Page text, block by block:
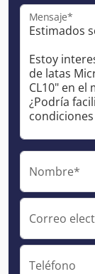
Mensaje*
Nombre*
Correo
Teléfono